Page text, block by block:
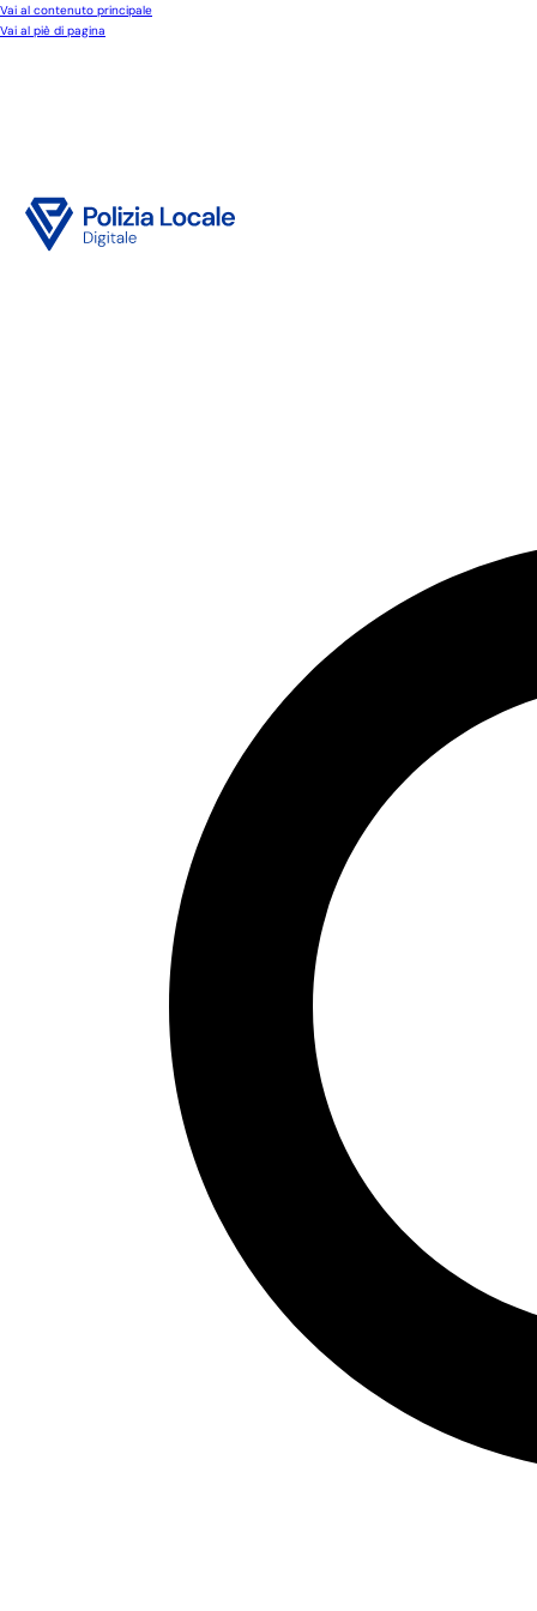
Vai al contenuto principale
Vai al piè di pagina